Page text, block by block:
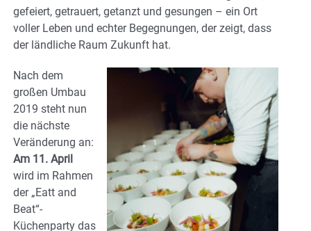
gefeiert, getrauert, getanzt und gesungen – ein Ort
voller Leben und echter Begegnungen, der zeigt, dass
der ländliche Raum Zukunft hat.
Nach dem
großen Umbau
2019 steht nun
die nächste
Veränderung an:
Am 11. April
wird im Rahmen
der „Eatt and
Beat“-
Küchenparty das